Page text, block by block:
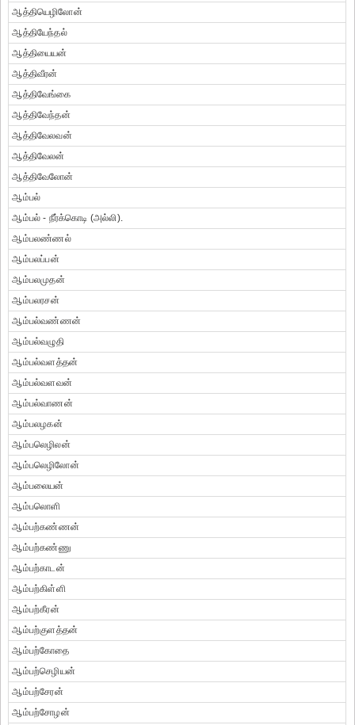
ஆத்தியெழிலோன்
ஆத்தியேந்தல்
ஆத்தியையன்
ஆத்திவீரன்
ஆத்திவேங்கை
ஆத்திவேந்தன்
ஆத்திவேலவன்
ஆத்திவேலன்
ஆத்திவேலோன்
ஆம்பல்
ஆம்பல் - நீர்க்கொடி (அல்லி).
ஆம்பலண்ணல்
ஆம்பலப்பன்
ஆம்பலமுதன்
ஆம்பலரசன்
ஆம்பல்வண்ணன்
ஆம்பல்வழுதி
ஆம்பல்வளத்தன்
ஆம்பல்வளவன்
ஆம்பல்வாணன்
ஆம்பலழகன்
ஆம்பலெழிலன்
ஆம்பலெழிலோன்
ஆம்பலையன்
ஆம்பலொளி
ஆம்பற்கண்ணன்
ஆம்பற்கண்ணு
ஆம்பற்காடன்
ஆம்பற்கிள்ளி
ஆம்பற்கீரன்
ஆம்பற்குளத்தன்
ஆம்பற்கோதை
ஆம்பற்செழியன்
ஆம்பற்சேரன்
ஆம்பற்சோழன்